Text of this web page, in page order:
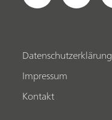
Datenschutzerklärung
Impressum
Kontakt